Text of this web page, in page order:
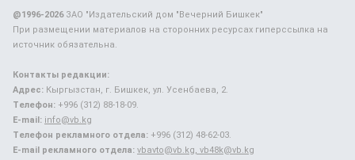
@1996-2026ЗАО "Издательский дом "Вечерний Бишкек"
При размещении материалов на сторонних ресурсах гиперссылка на
источник обязательна.
Контакты редакции:
Адрес: Кыргызстан, г. Бишкек, ул. Усенбаева, 2.
Телефон: +996 (312) 88-18-09.
E-mail: info@vb.kg
Телефон рекламного отдела: +996 (312) 48-62-03.
E-mail рекламного отдела: vbavto@vb.kg, vb48k@vb.kg